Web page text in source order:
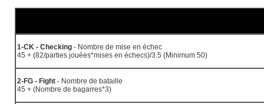
1-CK - Checking - Nombre de mise en échec
45 + (82/parties jouées*mises en échecs)/3.5 (Minimum 50)
2-FG - Fight - Nombre de bataille
45 + (Nombre de bagarres*3)